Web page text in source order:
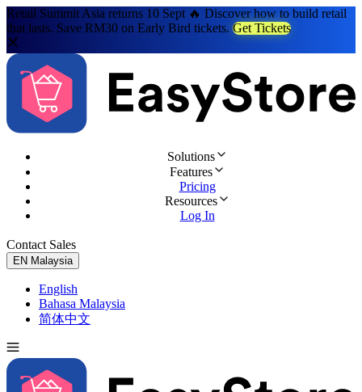
Retail Summit Asia returns 10 Sept 🔥 Discover how to build retail
that lasts. Save RM30 on Early Bird tickets. Get Tickets
Solutions
Features
Pricing
Resources
Log In
Contact Sales
EN Malaysia
English
Bahasa Malaysia
简体中文